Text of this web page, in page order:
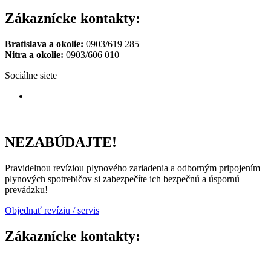
Zákaznícke kontakty:
Bratislava a okolie: 0903/619 285
Nitra a okolie: 0903/606 010
Sociálne siete
NEZABÚDAJTE!
Pravidelnou revíziou plynového zariadenia a odborným pripojením
plynových spotrebičov si zabezpečíte ich bezpečnú a úspornú
prevádzku!
Objednať revíziu / servis
Zákaznícke kontakty: